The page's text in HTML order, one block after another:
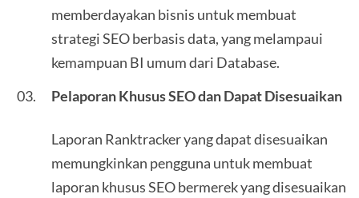
memberdayakan bisnis untuk membuat
strategi SEO berbasis data, yang melampaui
kemampuan BI umum dari Database.
Pelaporan Khusus SEO dan Dapat Disesuaikan
Laporan Ranktracker yang dapat disesuaikan
memungkinkan pengguna untuk membuat
laporan khusus SEO bermerek yang disesuaikan